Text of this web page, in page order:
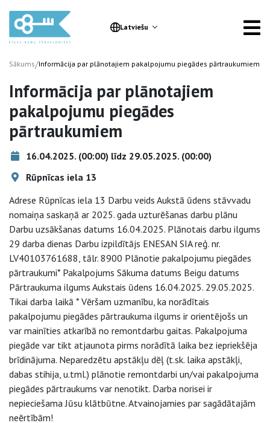
Latviešu
Sākums/Informācija par plānotajiem pakalpojumu piegādes pārtraukumiem
Informācija par plānotajiem
pakalpojumu piegādes
pārtraukumiem
16.04.2025. (00:00) līdz 29.05.2025. (00:00)
Rūpnīcas iela 13
Adrese Rūpnīcas iela 13 Darbu veids Aukstā ūdens stāvvadu
nomaiņa saskaņā ar 2025. gada uzturēšanas darbu plānu
Darbu uzsākšanas datums 16.04.2025. Plānotais darbu ilgums
29 darba dienas Darbu izpildītājs ENESAN SIA reģ. nr.
LV40103761688, tālr. 8900 Plānotie pakalpojumu piegādes
pārtraukumi* Pakalpojums Sākuma datums Beigu datums
Pārtraukuma ilgums Aukstais ūdens 16.04.2025. 29.05.2025.
Tikai darba laikā * Vēršam uzmanību, ka norādītais
pakalpojumu piegādes pārtraukuma ilgums ir orientējošs un
var mainīties atkarībā no remontdarbu gaitas. Pakalpojuma
piegāde var tikt atjaunota pirms norādītā laika bez iepriekšēja
brīdinājuma. Neparedzētu apstākļu dēļ (t.sk. laika apstākļi,
dabas stihija, u.tml.) plānotie remontdarbi un/vai pakalpojuma
piegādes pārtraukums var nenotikt. Darba norisei ir
nepieciešama Jūsu klātbūtne. Atvainojamies par sagādātajām
neērtībām!